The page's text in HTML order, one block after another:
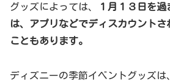
グッズによっては、
１月１３日を
は、アプリなどでディスカウントさ
こともあります。
ディズニーの季節イベントグッズは